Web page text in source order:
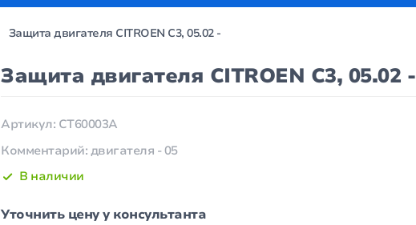
Защита двигателя CITROEN C3, 05.02 -
Защита двигателя CITROEN C3, 05.02 -
Артикул: CT60003A
Комментарий: двигателя - 05
В наличии
Уточнить цену у консультанта